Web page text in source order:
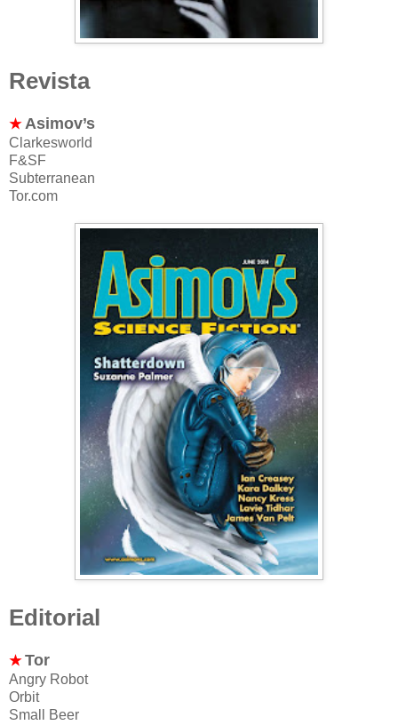
Revista
★ Asimov’s
Clarkesworld
F&SF
Subterranean
Tor.com
Editorial
★Tor
Angry Robot
Orbit
Small Beer